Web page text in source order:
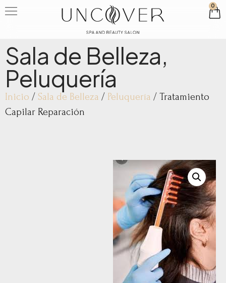
0
Sala de Belleza,
Peluquería
Inicio / Sala de Belleza / Peluquería / Tratamiento
Capilar Reparación